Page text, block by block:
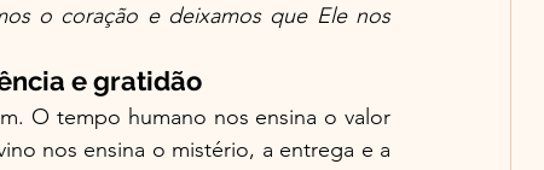
o coração e deixamos que Ele nos
e gratidão
O tempo humano nos ensina o valor
nos ensina o mistério, a entrega e a